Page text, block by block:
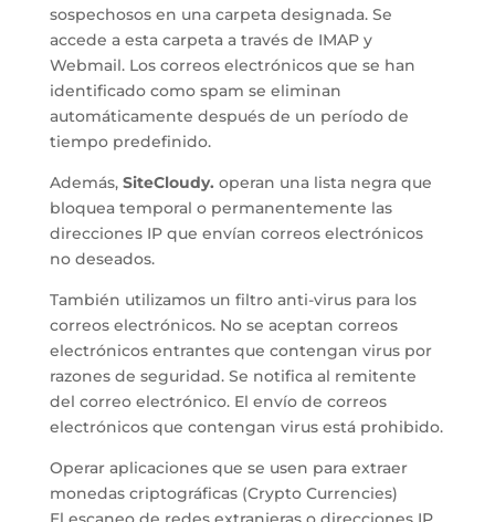
sospechosos en una carpeta designada. Se
accede a esta carpeta a través de IMAP y
Webmail. Los correos electrónicos que se han
identificado como spam se eliminan
automáticamente después de un período de
tiempo predefinido.
Además, SiteCloudy. operan una lista negra que
bloquea temporal o permanentemente las
direcciones IP que envían correos electrónicos
no deseados.
También utilizamos un filtro anti-virus para los
correos electrónicos. No se aceptan correos
electrónicos entrantes que contengan virus por
razones de seguridad. Se notifica al remitente
del correo electrónico. El envío de correos
electrónicos que contengan virus está prohibido.
Operar aplicaciones que se usen para extraer
monedas criptográficas (Crypto Currencies)